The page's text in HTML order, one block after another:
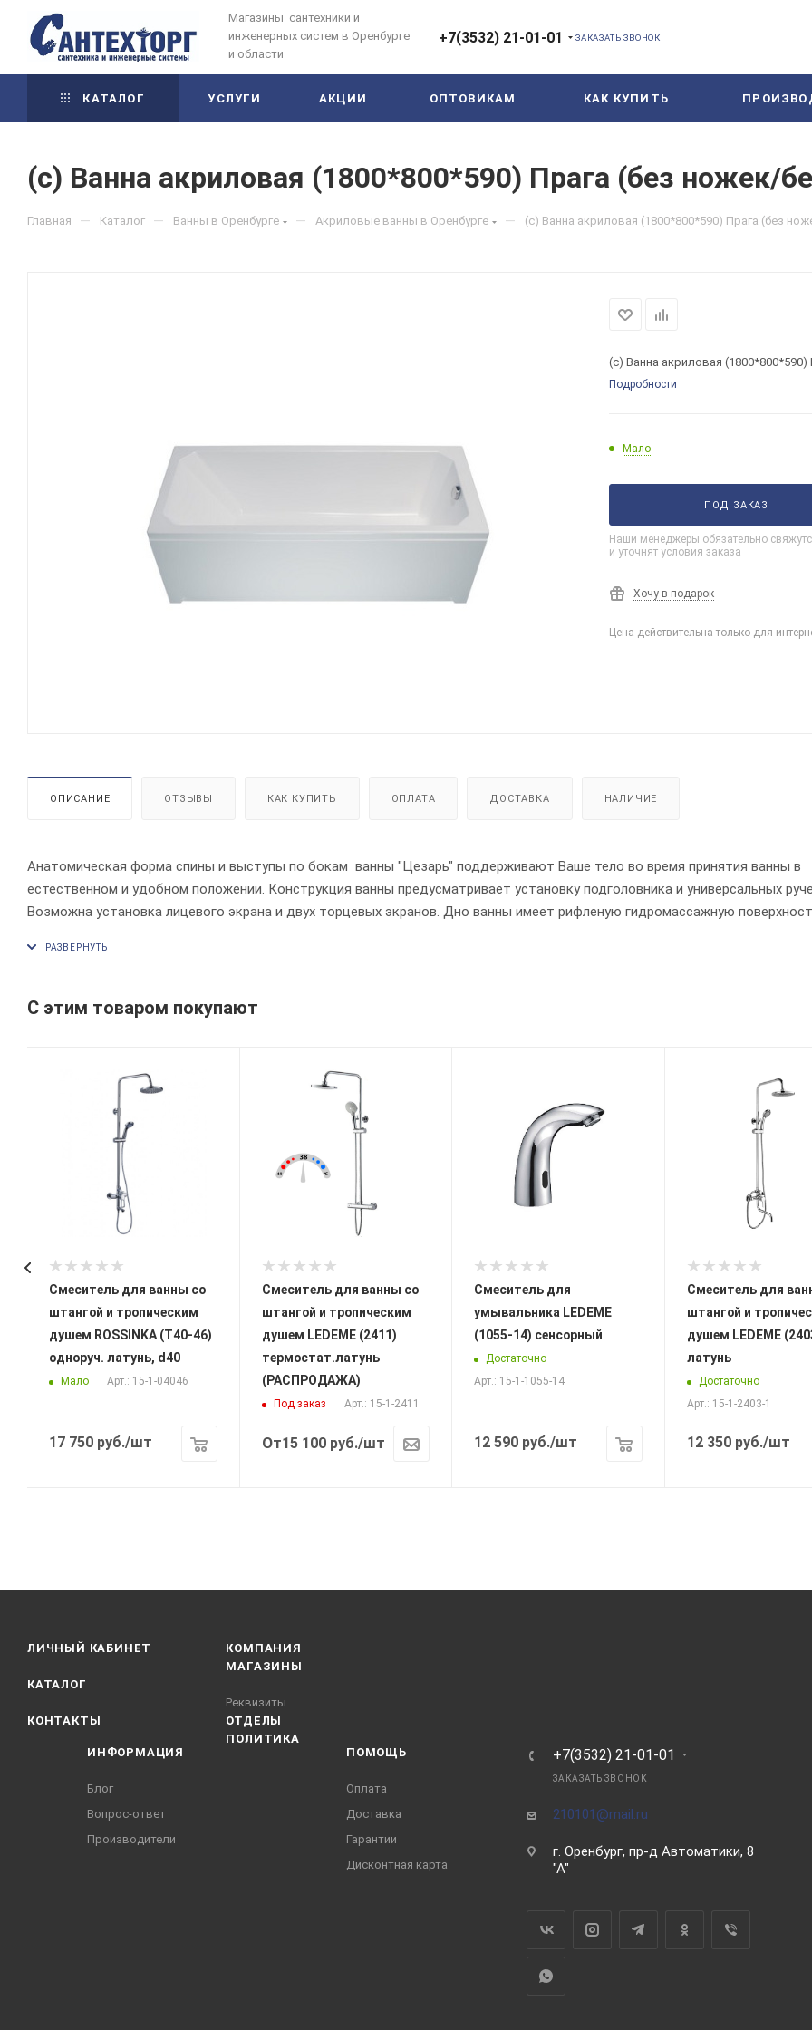
Магазины сантехники и
инженерных систем в Оренбурге
и области
+7(3532) 21-01-01 ЗАКАЗАТЬ ЗВОНОК
КАТАЛОГ УСЛУГИ АКЦИИ ОПТОВИКАМ КАК КУПИТЬ
(с) Ванна акриловая (1800*800*590) Прага (без ножек/
Главная — Каталог — Ванны в Оренбурге — Акриловые ванны в Оренбурге — (с) Ванна акриловая (1800*800*590) Прага (без
(с) Ванна акриловая
Подробности
Мало
ПОД ЗАКАЗ
Наши менеджеры обязательно
и уточнят условия заказа
Хочу в подарок
Цена действительна только для
ОПИСАНИЕ ОТЗЫВЫ КАК КУПИТЬ ОПЛАТА ДОСТАВКА НАЛИЧИЕ
Анатомическая форма спины и выступы по бокам ванны "Цезарь" поддерживают Ваше тело во время принятия ванны в
естественном и удобном положении. Конструкция ванны предусматривает установку подголовника и универсальных
Возможна установка лицевого экрана и двух торцевых экранов. Дно ванны имеет рифленую гидромассажную
Глубина: 460 мм
С этим товаром покупают
Смеситель для ванны со
штангой и тропическим
душем ROSSINKA (T40-46)
одноруч. латунь, d40
Мало Арт.: 15-1-04046
17 750 руб./шт
Смеситель для ванны со
штангой и тропическим
душем LEDEME (2411)
термостат.латунь
(РАСПРОДАЖА)
Под заказ Арт.: 15-1-2411
От15 100руб./шт
Смеситель для
умывальника LEDEME
(1055-14) сенсорный
Достаточно
Арт.: 15-1-1055-14
12 590 руб./шт
Смеситель для
штангой и
душем LEDEME
латунь
Достаточно
Арт.: 15-1-2403-1
12 350руб./шт
ЛИЧНЫЙ КАБИНЕТ
КАТАЛОГ
КОНТАКТЫ
КОМПАНИЯ
МАГАЗИНЫ
Реквизиты
ОТДЕЛЫ
ПОЛИТИКА
ИНФОРМАЦИЯ
Блог
Вопрос-ответ
Производители
ПОМОЩЬ
Оплата
Доставка
Гарантии
Дисконтная карта
+7(3532) 21-01-01
ЗАКАЗАТЬ ЗВОНОК
210101@mail.ru
г. Оренбург, пр-д Автоматики, 8
"А"